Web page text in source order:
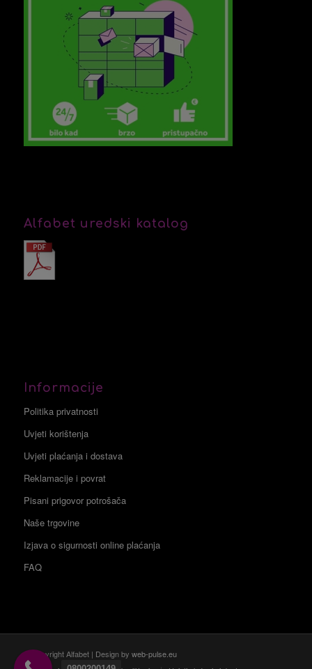
Alfabet uredski katalog
Informacije
Politika privatnosti
Uvjeti korištenja
Uvjeti plaćanja i dostava
Reklamacije i povrat
Pisani prigovor potrošača
Naše trgovine
Izjava o sigurnosti online plaćanja
FAQ
© Copyright Alfabet | Design by web-pulse.eu